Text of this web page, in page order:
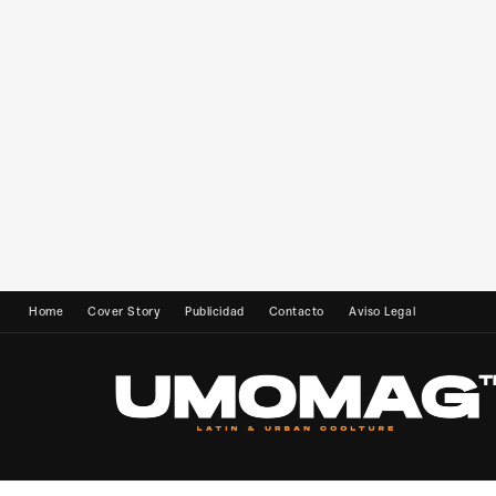
Home Cover Story Publicidad Contacto Aviso Legal